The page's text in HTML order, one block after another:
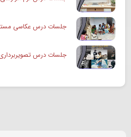
جلسات درس عکاسی
جلسات درس